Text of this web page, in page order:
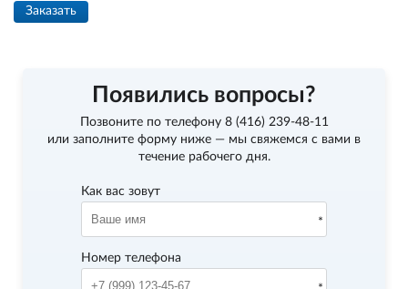
Заказать
Появились вопросы?
Позвоните по телефону 8 (416) 239-48-11
или заполните форму ниже — мы свяжемся с вами в
течение рабочего дня.
Как вас зовут
Номер телефона